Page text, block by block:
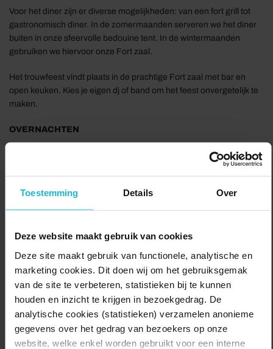
Toestemming Details Over
Deze website maakt gebruik van cookies
Deze site maakt gebruik van functionele, analytische en
marketing cookies. Dit doen wij om het gebruiksgemak
van de site te verbeteren, statistieken bij te kunnen
houden en inzicht te krijgen in bezoekgedrag. De
analytische cookies (statistieken) verzamelen anonieme
gegevens over het gedrag van bezoekers op onze
website, welke enkel worden gebruikt voor een interne
Voor het diner zijn er diverse mogelijkheden: van een fort grill tot
gastronomisch diner. In de zomermaanden serveren we het diner
buiten in onze sfeervolle bedouine tent. In de wintermaanden
gebruiken we hiervoor onze Fort zaal.
Het trouwfeest vindt plaats in de prachtige Fort zaal met bar en
open keuken. Kies je eigen dj of band om het feest onvergetelijk te
maken.
OVERNACHTEN
Als je bij ons trouwt staan er 12 hotelkamers tot je beschikking. Als
bruidspaar breng je de huwelijksnacht natuurlijk door in een van de
een van de andere luxe kamers van het fort.
mogelijk 4 extra kamers bij te boeken in de Fortwachterswoning, op
De volgende ochtend kunnen jullie tijdens een gezamenlijk ontbijt
napraten over jullie bijzondere dag.
Willen jullie nog even ontspannen nagenieten? Dan kun je een
heerlijke verwendag in onze luxe wellness reserveren.